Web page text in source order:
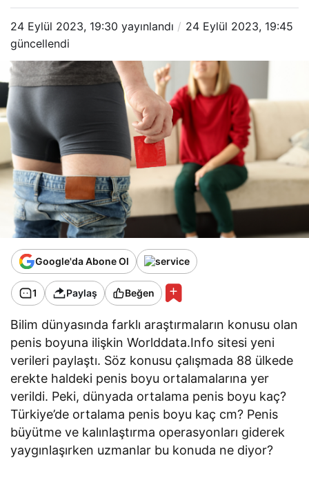
24 Eylül 2023, 19:30 yayınlandı
24 Eylül 2023, 19:45
güncellendi
Google'da Abone Ol
1 Paylaş Beğen
Bilim dünyasında farklı araştırmaların konusu olan
penis boyuna ilişkin Worlddata.Info sitesi yeni
verileri paylaştı. Söz konusu çalışmada 88 ülkede
erekte haldeki penis boyu ortalamalarına yer
verildi. Peki, dünyada ortalama penis boyu kaç?
Türkiye’de ortalama penis boyu kaç cm? Penis
büyütme ve kalınlaştırma operasyonları giderek
yaygınlaşırken uzmanlar bu konuda ne diyor?